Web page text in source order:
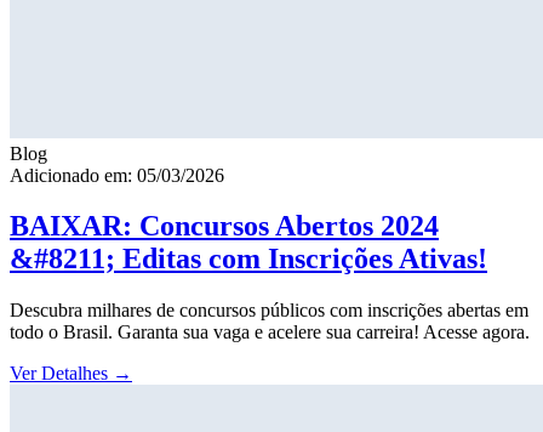
Blog
Adicionado em: 05/03/2026
BAIXAR: Concursos Abertos 2024
&#8211; Editas com Inscrições Ativas!
Descubra milhares de concursos públicos com inscrições abertas em
todo o Brasil. Garanta sua vaga e acelere sua carreira! Acesse agora.
Ver Detalhes →